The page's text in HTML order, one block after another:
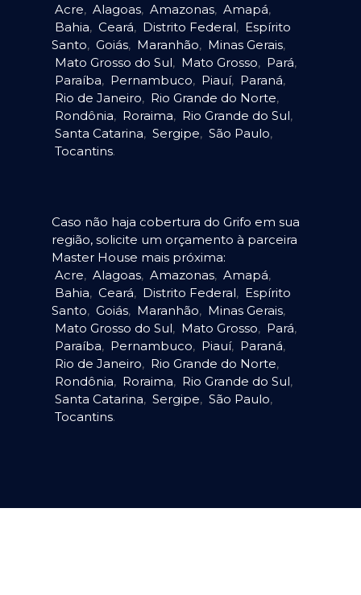
Acre, Alagoas, Amazonas, Amapá,
Bahia, Ceará, Distrito Federal, Espírito
Santo, Goiás, Maranhão, Minas Gerais,
Mato Grosso do Sul, Mato Grosso, Pará,
Paraíba, Pernambuco, Piauí, Paraná,
Rio de Janeiro, Rio Grande do Norte,
Rondônia, Roraima, Rio Grande do Sul,
Santa Catarina, Sergipe, São Paulo,
Tocantins.
Caso não haja cobertura do Grifo em sua
região, solicite um orçamento à parceira
Master House mais próxima:
Acre, Alagoas, Amazonas, Amapá,
Bahia, Ceará, Distrito Federal, Espírito
Santo, Goiás, Maranhão, Minas Gerais,
Mato Grosso do Sul, Mato Grosso, Pará,
Paraíba, Pernambuco, Piauí, Paraná,
Rio de Janeiro, Rio Grande do Norte,
Rondônia, Roraima, Rio Grande do Sul,
Santa Catarina, Sergipe, São Paulo,
Tocantins.